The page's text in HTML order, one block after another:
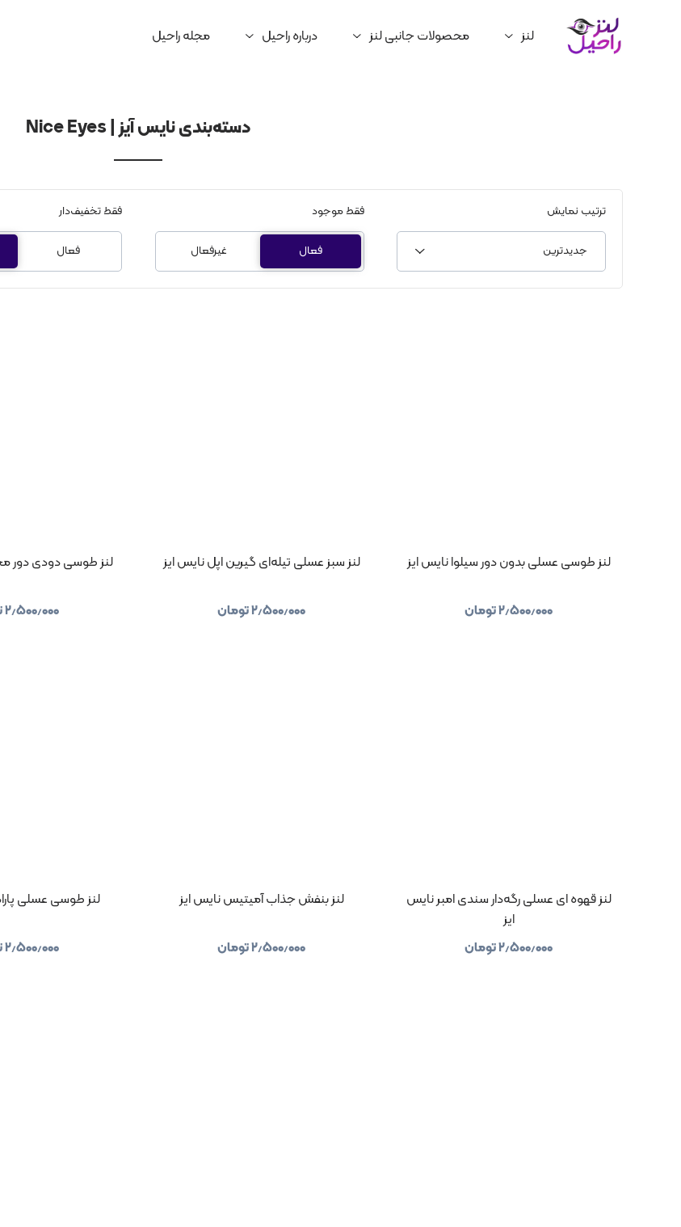
لنز
محصولات جانبی لنز درباره راحیل مجله راحیل
دسته‌بندی نایس آیز | Nice Eyes
ترتیب نمایش
جدیدترین
فقط موجود
فعال غیرفعال
فقط تخفیف‌دار
فعال
لنز طوسی عسلی بدون دور سیلوا نایس ایز
۲٫۵۰۰٫۰۰۰تومان
لنز سبز عسلی تیله‌ای گیرین اپل نایس ایز
۲٫۵۰۰٫۰۰۰تومان
لنز طوسی دودی دور
۲٫۵۰۰٫۰۰۰
لنز قهوه ای عسلی رگه‌دار سندی امبر نایس
ایز
۲٫۵۰۰٫۰۰۰تومان
لنز بنفش جذاب آمیتیس نایس ایز
۲٫۵۰۰٫۰۰۰تومان
لنز طوسی عسلی
۲٫۵۰۰٫۰۰۰